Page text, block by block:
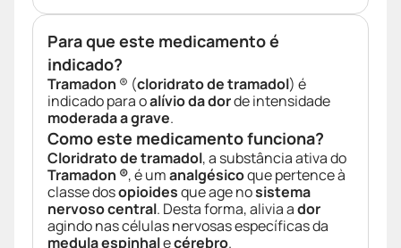
Para que este medicamento é
indicado?
Tramadon ® (cloridrato de tramadol) é
indicado para oalívio da dorde intensidade
moderada a grave.
Como este medicamento funciona?
Cloridrato de tramadol, a substância ativa do
Tramadon ®, é umanalgésicoque pertence à
classe dosopioidesque age nosistema
nervoso central. Desta forma, alivia ador
agindo nas células nervosas específicas da
medula espinhalecérebro.